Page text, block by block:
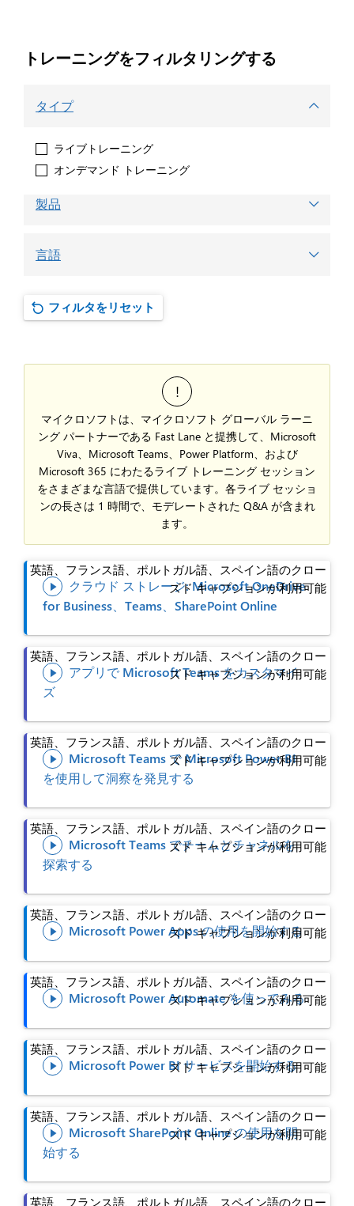
トレーニングをフィルタリングする
タイプ
ライブトレーニング
オンデマンド トレーニング
製品
言語
フィルタをリセット
マイクロソフトは、マイクロソフト グローバル ラーニ
ング パートナーである Fast Lane と提携して、Microsoft
Viva、Microsoft Teams、Power Platform、および
Microsoft 365 にわたるライブ トレーニング セッション
をさまざまな言語で提供しています。各ライブ セッショ
ンの長さは 1 時間で、モデレートされた Q&A が含まれ
ます。

クラウド ストレージ: Microsoft OneDrive
for Business、Teams、SharePoint Online
英語、フランス語、ポルトガル語、スペイン語のクロー
ズド キャプションが利用可能

アプリで Microsoft Teams をカスタマイ
ズ
英語、フランス語、ポルトガル語、スペイン語のクロー
ズド キャプションが利用可能

Microsoft Teams で Microsoft Power BI
を使用して洞察を発見する
英語、フランス語、ポルトガル語、スペイン語のクロー
ズド キャプションが利用可能

Microsoft Teams でチームとチャネルを
探索する
英語、フランス語、ポルトガル語、スペイン語のクロー
ズド キャプションが利用可能
 Microsoft Power Apps の使用を開始する
英語、フランス語、ポルトガル語、スペイン語のクロー
ズド キャプションが利用可能
 Microsoft Power Automate を使ってみる
英語、フランス語、ポルトガル語、スペイン語のクロー
ズド キャプションが利用可能
 Microsoft Power BI サービスを開始する
英語、フランス語、ポルトガル語、スペイン語のクロー
ズド キャプションが利用可能

Microsoft SharePoint Online の使用を開
始する
英語、フランス語、ポルトガル語、スペイン語のクロー
ズド キャプションが利用可能
英語、フランス語、ポルトガル語、スペイン語のクロー